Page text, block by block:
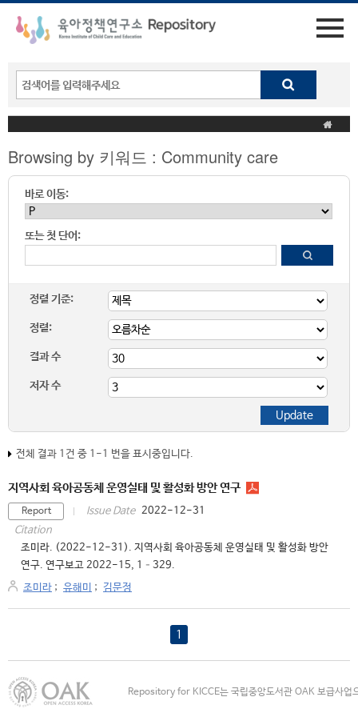
Browsing by 키워드 : Community care
바로 이동:
또는 첫 단어:
정렬 기준:
정렬:
결과 수
저자 수
전체 결과 1건 중 1-1 번을 표시중입니다.
지역사회 육아공동체 운영실태 및 활성화 방안 연구
Report Issue Date 2022-12-31
Citation
조미라. (2022-12-31). 지역사회 육아공동체 운영실태 및 활성화 방안
연구. 연구보고 2022-15, 1–329.
조미라 ; 유해미 ; 김문정
1
Repository for KICCE는 국립중앙도서관 OAK 보급사업